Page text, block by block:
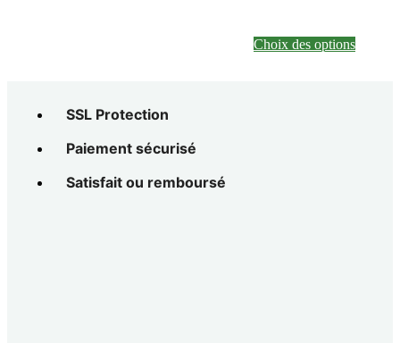
Choix des optionssur
la
SSL Protection
Paiement sécurisé
Satisfait ou remboursé